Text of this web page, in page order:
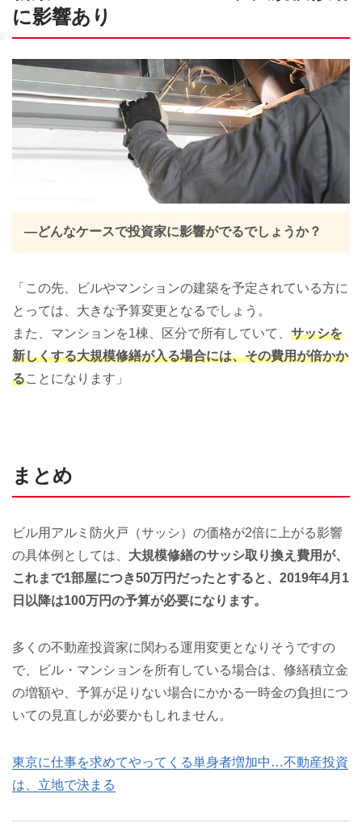
に影響あり
―どんなケースで投資家に影響がでるでしょうか？
「この先、ビルやマンションの建築を予定されている方に
とっては、大きな予算変更となるでしょう。
また、マンションを1棟、区分で所有していて、 サッシを
新しくする大規模修繕が入る場合には、その費用が倍かか
ることになります」
まとめ
ビル用アルミ防火戸（サッシ）の価格が2倍に上がる影響
の具体例としては、 大規模修繕のサッシ取り換え費用が、
これまで1部屋につき50万円だったとすると、2019年4月1
日以降は100万円の予算が必要になります。
多くの不動産投資家に関わる運用変更となりそうですの
で、ビル・マンションを所有している場合は、修繕積立金
の増額や、予算が足りない場合にかかる一時金の負担につ
いての見直しが必要かもしれません。
東京に仕事を求めてやってくる単身者増加中…不動産投資
は、立地で決まる